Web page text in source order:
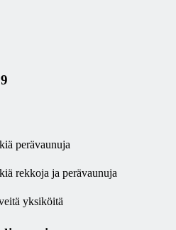
perävaunuja
rekkoja ja perävaunuja
yksiköitä